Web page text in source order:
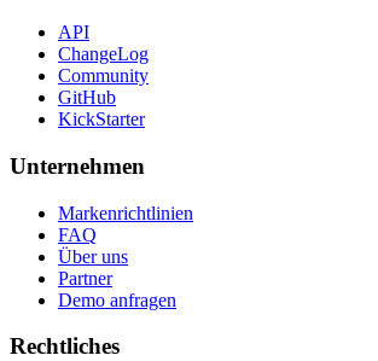
API
ChangeLog
Community
GitHub
KickStarter
Unternehmen
Markenrichtlinien
FAQ
Über uns
Partner
Demo anfragen
Rechtliches